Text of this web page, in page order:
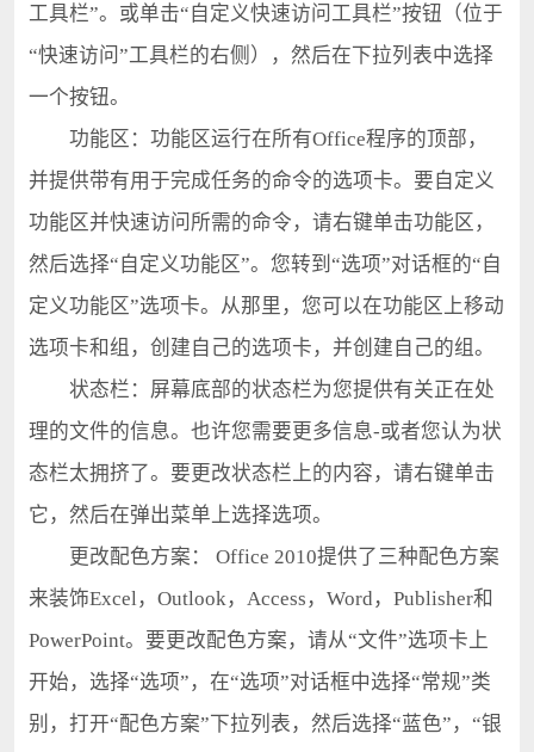
工具栏”。或单击“自定义快速访问工具栏”按钮（位于
“快速访问”工具栏的右侧），然后在下拉列表中选择
一个按钮。
功能区：功能区运行在所有Office程序的顶部，
并提供带有用于完成任务的命令的选项卡。要自定义
功能区并快速访问所需的命令，请右键单击功能区，
然后选择“自定义功能区”。您转到“选项”对话框的“自
定义功能区”选项卡。从那里，您可以在功能区上移动
选项卡和组，创建自己的选项卡，并创建自己的组。
状态栏：屏幕底部的状态栏为您提供有关正在处
理的文件的信息。也许您需要更多信息-或者您认为状
态栏太拥挤了。要更改状态栏上的内容，请右键单击
它，然后在弹出菜单上选择选项。
更改配色方案： Office 2010提供了三种配色方案
来装饰Excel，Outlook，Access，Word，Publisher和
PowerPoint。要更改配色方案，请从“文件”选项卡上
开始，选择“选项”，在“选项”对话框中选择“常规”类
别，打开“配色方案”下拉列表，然后选择“蓝色”，“银